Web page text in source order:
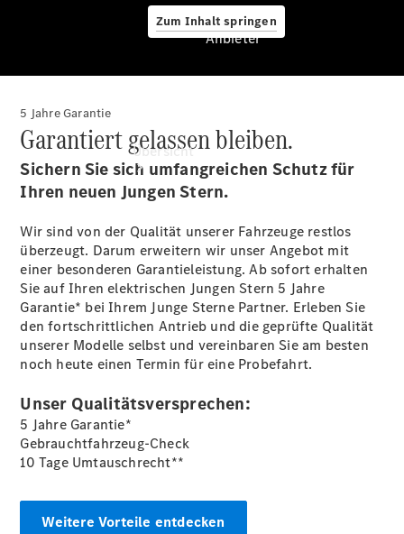
Zum Inhalt springen
Übersicht
Startseite
Ansprechpartner
finden
Beratung
vereinbaren
buchen
vereinbaren
Konfigurator
Tel: +49 89
1206 1180
Anbieter
5 Jahre Garantie
Garantiert gelassen bleiben.
Sichern Sie sich umfangreichen Schutz für
Ihren neuen Jungen Stern.
Wir sind von der Qualität unserer Fahrzeuge restlos
überzeugt. Darum erweitern wir unser Angebot mit
einer besonderen Garantieleistung. Ab sofort erhalten
Sie auf Ihren elektrischen Jungen Stern 5 Jahre
Garantie* bei Ihrem Junge Sterne Partner. Erleben Sie
den fortschrittlichen Antrieb und die geprüfte Qualität
unserer Modelle selbst und vereinbaren Sie am besten
noch heute einen Termin für eine Probefahrt.
Unser Qualitätsversprechen:
5 Jahre Garantie*
Gebrauchtfahrzeug-Check
10 Tage Umtauschrecht**
Weitere Vorteile entdecken